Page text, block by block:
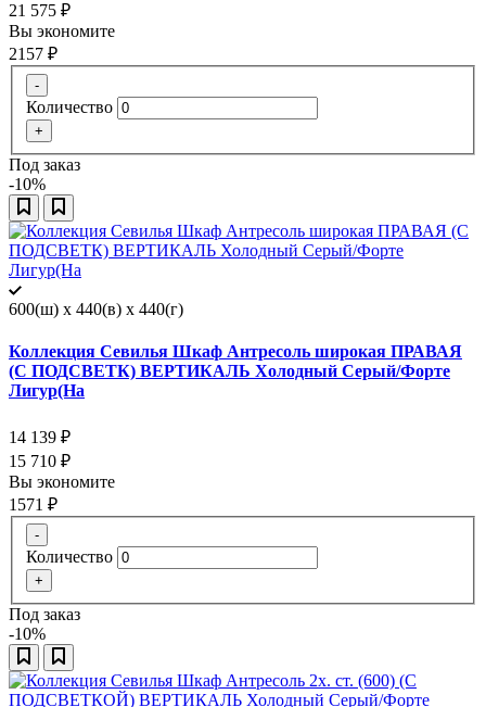
21 575 ₽
Вы экономите
2157 ₽
-
Количество
+
Под заказ
-10%
600(ш) x 440(в) x 440(г)
Коллекция Севилья Шкаф Антресоль широкая ПРАВАЯ
(С ПОДСВЕТК) ВЕРТИКАЛЬ Холодный Серый/Форте
Лигур(На
14 139 ₽
15 710 ₽
Вы экономите
1571 ₽
-
Количество
+
Под заказ
-10%